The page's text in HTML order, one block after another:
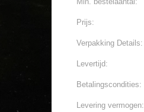
Prijs:
Verpakking Details:
Levertijd:
Betalingscondities:
Levering vermogen: